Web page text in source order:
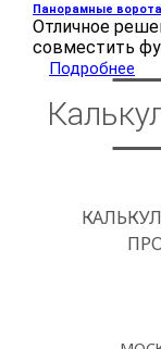
Панорамные
Отличное
совместить
Подробнее